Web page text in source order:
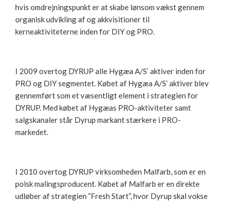
hvis omdrejningspunkt er at skabe lønsom vækst gennem
organisk udvikling af og akkvisitioner til
kerneaktiviteterne inden for DIY og PRO.
I 2009 overtog DYRUP alle Hygæa A/S’ aktiver inden for
PRO og DIY segmentet. Købet af Hygæa A/S’ aktiver blev
gennemført som et væsentligt element i strategien for
DYRUP. Med købet af Hygæas PRO-aktiviteter samt
salgskanaler står Dyrup markant stærkere i PRO-
markedet.
I 2010 overtog DYRUP virksomheden Malfarb, som er en
polsk malingsproducent. Købet af Malfarb er en direkte
udløber af strategien ”Fresh Start”, hvor Dyrup skal vokse